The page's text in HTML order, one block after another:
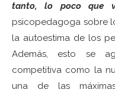
tanto, lo poco que
psicopedagoga sobre
la autoestima de los
Además, esto se
competitiva como la
una de las